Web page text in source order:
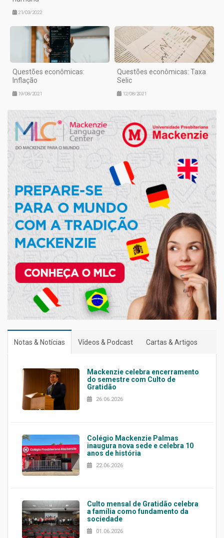
21/03/2022
Questões econômicas:
Inflação
19/08/2021
Questões econômicas: Taxa
Selic
12/08/2021
Notas & Notícias Vídeos & Podcast Cartas & Artigos
Mackenzie celebra encerramento
do semestre com Culto de
Gratidão
26.06.2026
Colégio Mackenzie Palmas
inaugura nova sede e celebra 10
anos de história
22.06.2026
Culto mensal de Gratidão celebra
a família como fundamento da
sociedade
01.06.2026